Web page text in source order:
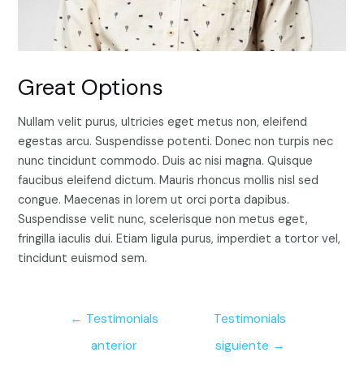
Great Options
Nullam velit purus, ultricies eget metus non, eleifend
egestas arcu. Suspendisse potenti. Donec non turpis nec
nunc tincidunt commodo. Duis ac nisi magna. Quisque
faucibus eleifend dictum. Mauris rhoncus mollis nisl sed
congue. Maecenas in lorem ut orci porta dapibus.
Suspendisse velit nunc, scelerisque non metus eget,
fringilla iaculis dui. Etiam ligula purus, imperdiet a tortor vel,
tincidunt euismod sem.
Navegación
entradas
← Testimonials
anterior
Testimonials
siguiente →